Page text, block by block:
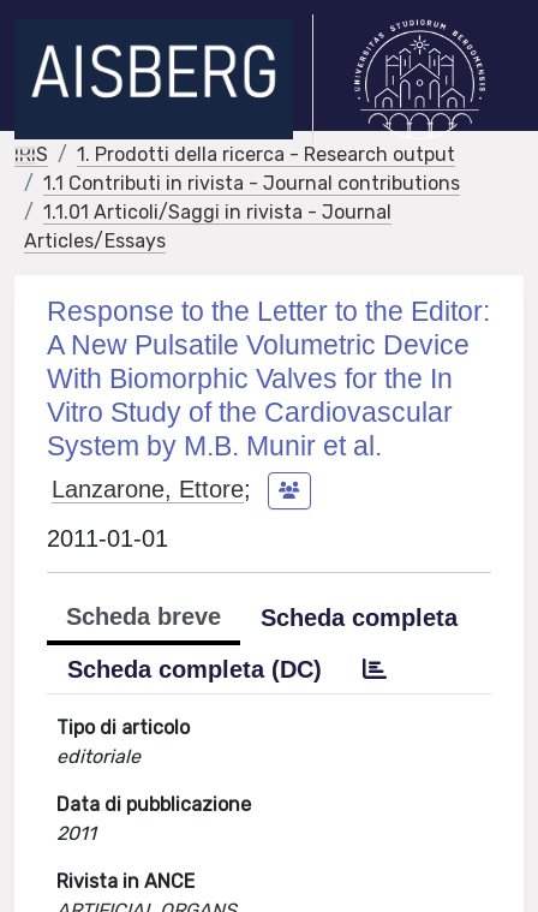
IRIS
1. Prodotti della ricerca - Research output
1.1 Contributi in rivista - Journal contributions
1.1.01 Articoli/Saggi in rivista - Journal
Articles/Essays
Response to the Letter to the Editor:
A New Pulsatile Volumetric Device
With Biomorphic Valves for the In
Vitro Study of the Cardiovascular
System by M.B. Munir et al.
Lanzarone, Ettore;
2011-01-01
Scheda breve
Scheda completa
Scheda completa (DC)
Tipo di articolo
editoriale
Data di pubblicazione
2011
Rivista in ANCE